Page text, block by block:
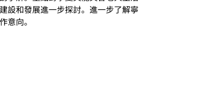
設和發展進一步探討。進一步了解寧
意向。